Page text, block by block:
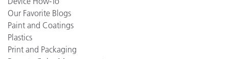
Our Favorite Blogs
Paint and Coatings
Plastics
Print and Packaging